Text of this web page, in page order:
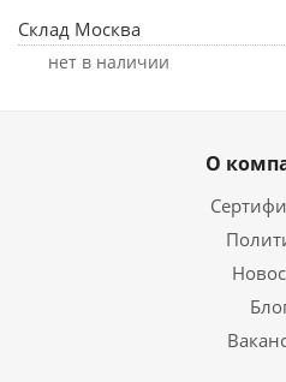
Склад Москва
Нет в наличии
О